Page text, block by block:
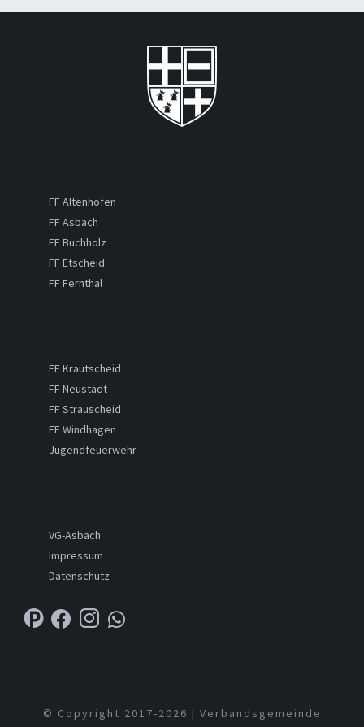
FF Altenhofen
FF Asbach
FF Buchholz
FF Etscheid
FF Fernthal
FF Krautscheid
FF Neustadt
FF Strauscheid
FF Windhagen
Jugendfeuerwehr
VG-Asbach
Impressum
Datenschutz
© Copyright 2017-2026 | Verbandsgemeinde